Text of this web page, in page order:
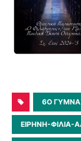
6O
ΕΙΡΗΝΗ-ΦΙΛΙΑ-